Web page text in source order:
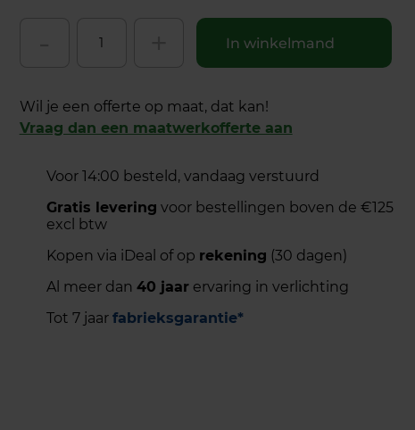
In winkelmand
Wil je een offerte op maat, dat kan!
Vraag dan een maatwerkofferte aan
Voor 14:00 besteld, vandaag verstuurd
Gratis levering voor bestellingen boven de €125
excl btw
Kopen via iDeal of op rekening (30 dagen)
Al meer dan 40 jaarervaring in verlichting
Tot 7 jaar fabrieksgarantie*